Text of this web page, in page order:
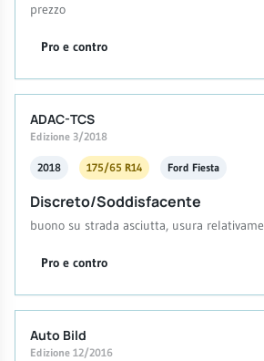
prezzo
Pro e contro
ADAC-TCS
Edizione 3/2018
2018 175/65 R14 Ford Fiesta
Discreto/Soddisfacente
buono su strada asciutta, usura
Pro e contro
Auto Bild
Edizione 12/2016